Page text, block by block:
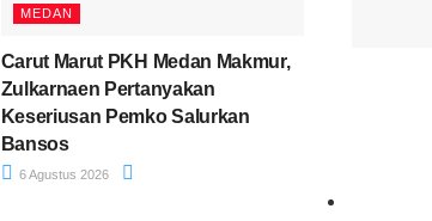
MEDAN
Carut Marut PKH Medan Makmur,
Zulkarnaen Pertanyakan
Keseriusan Pemko Salurkan
Bansos
6 Agustus 2026